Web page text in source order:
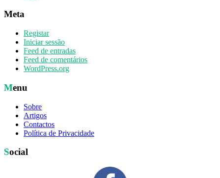
Meta
Registar
Iniciar sessão
Feed de entradas
Feed de comentários
WordPress.org
Menu
Sobre
Artigos
Contactos
Política de Privacidade
Social